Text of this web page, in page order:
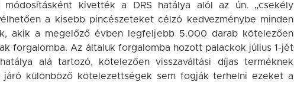
kivették a DRS hatálya alól az ún. „csekély
a kisebb pincészeteket célzó kedvezménybe minden
akik a megelőző évben legfeljebb 5.000 darab kötelezően
forgalomba. Az általuk forgalomba hozott palackok július 1-jét
alá tartozó, kötelezően visszaváltási díjas terméknek
járó különböző kötelezettségek sem fogják terhelni ezeket a